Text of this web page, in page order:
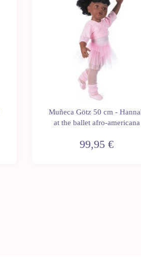
Muñeca Götz 50 cm -
at the ballet afro-americana
99,95 €